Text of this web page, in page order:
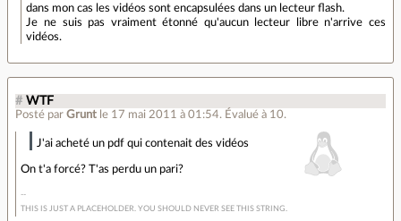
dans mon cas les vidéos sont encapsulées dans un lecteur flash.
Je ne suis pas vraiment étonné qu'aucun lecteur libre n'arrive ces
vidéos.
# WTF
Posté par Grunt le 17 mai 2011 à 01:54. Évalué à 10.
J'ai acheté un pdf qui contenait des vidéos
On t'a forcé? T'as perdu un pari?
THIS IS JUST A PLACEHOLDER. YOU SHOULD NEVER SEE THIS STRING.